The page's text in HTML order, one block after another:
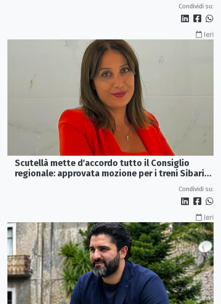
Condividi su:
Ieri
Scutellà mette d'accordo tutto il Consiglio
regionale: approvata mozione per i treni Sibari-
Condividi su:
Ieri